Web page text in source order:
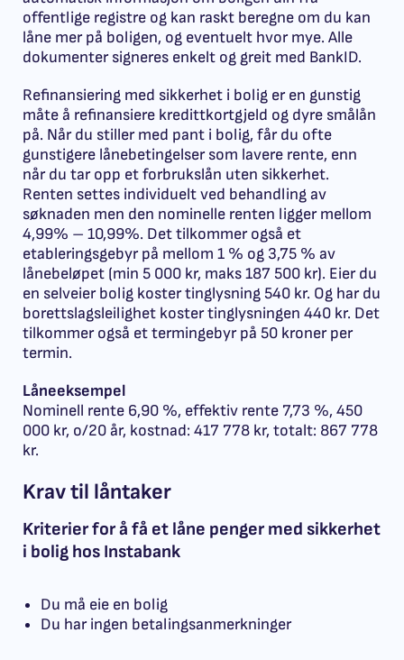
offentlige registre og kan raskt beregne om du kan
låne mer på boligen, og eventuelt hvor mye. Alle
dokumenter signeres enkelt og greit med BankID.
Refinansiering med sikkerhet i bolig er en gunstig
måte å refinansiere kredittkortgjeld og dyre smålån
på. Når du stiller med pant i bolig, får du ofte
gunstigere lånebetingelser som lavere rente, enn
når du tar opp et forbrukslån uten sikkerhet.
Renten settes individuelt ved behandling av
søknaden men den nominelle renten ligger mellom
4,99% – 10,99%. Det tilkommer også et
etableringsgebyr på mellom 1 % og 3,75 % av
lånebeløpet (min 5 000 kr, maks 187 500 kr). Eier du
en selveier bolig koster tinglysning 540 kr. Og har du
borettslagsleilighet koster tinglysningen 440 kr. Det
tilkommer også et termingebyr på 50 kroner per
termin.
Låneeksempel
Nominell rente 6,90 %, effektiv rente 7,73 %, 450
000 kr, o/20 år, kostnad: 417 778 kr, totalt: 867 778
kr.
Krav til låntaker
Kriterier for å få et låne penger med sikkerhet
i bolig hos Instabank
Du må eie en bolig
Du har ingen betalingsanmerkninger